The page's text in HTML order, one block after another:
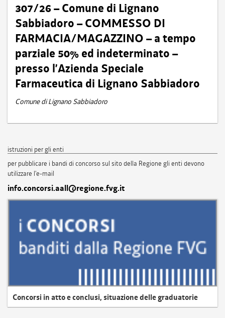
307/26 – Comune di Lignano
Sabbiadoro – COMMESSO DI
FARMACIA/MAGAZZINO – a tempo
parziale 50% ed indeterminato –
presso l’Azienda Speciale
Farmaceutica di Lignano Sabbiadoro
Comune di Lignano Sabbiadoro
istruzioni per gli enti
per pubblicare i bandi di concorso sul sito della Regione gli enti devono
utilizzare l'e-mail
info.concorsi.aall@regione.fvg.it
Concorsi in atto e conclusi, situazione delle graduatorie